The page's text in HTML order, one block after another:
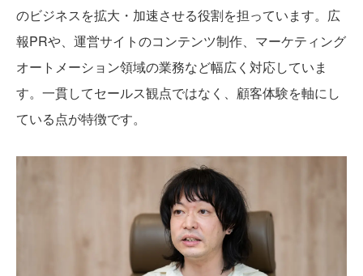
のビジネスを拡大・加速させる役割を担っています。広
報PRや、運営サイトのコンテンツ制作、マーケティング
オートメーション領域の業務など幅広く対応していま
す。一貫してセールス観点ではなく、顧客体験を軸にし
ている点が特徴です。